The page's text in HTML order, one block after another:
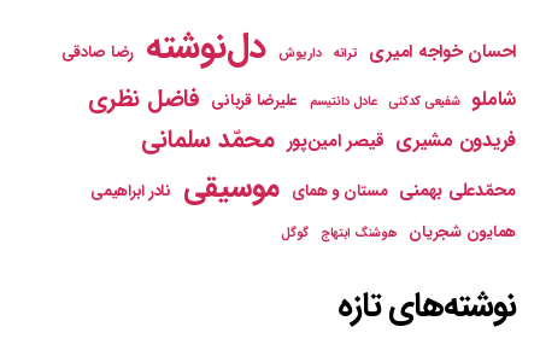
احسان خواجه امیری ترانه داریوش دل‌نوشته رضا صادقی
شاملو شفیعی کدکنی عادل دانتیسم علیرضا قربانی فاضل نظری
فریدون مشیری قیصر امین‌پور محمّد سلمانی
محمّدعلی بهمنی مستان و همای موسیقی نادر ابراهیمی
همایون شجریان
هوشنگ ابتهاج گوگل
نوشته‌های تازه